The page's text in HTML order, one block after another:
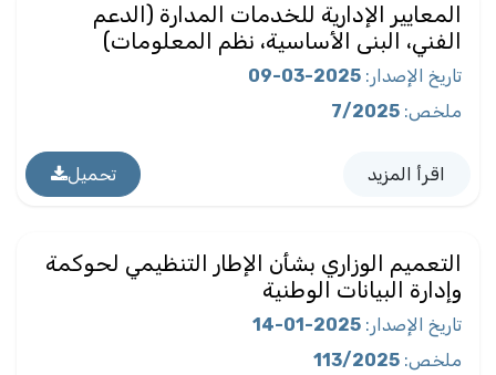
المعايير الإدارية للخدمات المدارة (الدعم
الفني، البنى الأساسية، نظم المعلومات)
تاريخ الإصدار :
2025-03-09
ملخص:
7/2025
اقرأ المزيد تحميل
التعميم الوزاري بشأن الإطار التنظيمي لحوكمة
وإدارة البيانات الوطنية
تاريخ الإصدار :
2025-01-14
ملخص:
113/2025